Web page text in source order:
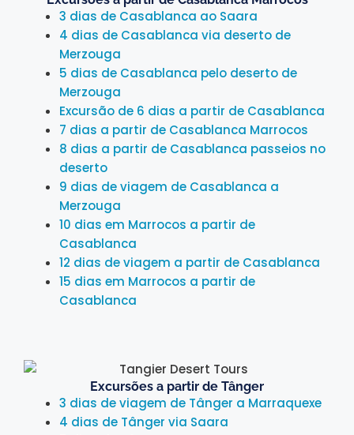
3 dias de Casablanca ao Saara
4 dias de Casablanca via deserto de
Merzouga
5 dias de Casablanca pelo deserto de
Merzouga
Excursão de 6 dias a partir de Casablanca
7 dias a partir de Casablanca Marrocos
8 dias a partir de Casablanca passeios no
deserto
9 dias de viagem de Casablanca a
Merzouga
10 dias em Marrocos a partir de
Casablanca
12 dias de viagem a partir de Casablanca
15 dias em Marrocos a partir de
Casablanca
Excursões a partir de Tânger
3 dias de viagem de Tânger a Marraquexe
4 dias de Tânger via Saara